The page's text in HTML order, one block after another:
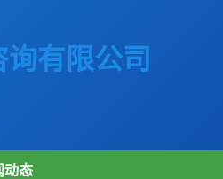
有限公司
动态